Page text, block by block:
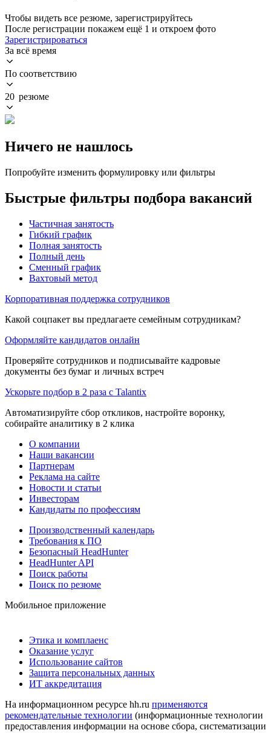
Чтобы видеть все резюме, зарегистрируйтесь
После регистрации покажем ещё 1 и откроем фото
Зарегистрироваться
За всё время
По соответствию
20 резюме
Ничего не нашлось
Попробуйте изменить формулировку или фильтры
Быстрые фильтры подбора вакансий
Частичная занятость
Гибкий график
Полная занятость
Полный день
Сменный график
Вахтовый метод
Корпоративная поддержка сотрудников
Какой соцпакет вы предлагаете семейным сотрудникам?
Оформляйте кандидатов онлайн
Проверяйте сотрудников и подписывайте кадровые
документы без бумаг и личных встреч
Ускорьте подбор в 2 раза с Talantix
Автоматизируйте сбор откликов, настройте воронку,
собирайте аналитику в 2 клика
О компании
Наши вакансии
Партнерам
Реклама на сайте
Новости и статьи
Инвесторам
Кандидаты по профессиям
Производственный календарь
Требования к ПО
Безопасный HeadHunter
HeadHunter API
Поиск работы
Поиск по резюме
Мобильное приложение
Этика и комплаенс
Оказание услуг
Использование сайтов
Защита персональных данных
ИТ аккредитация
На информационном ресурсе hh.ru применяются
рекомендательные технологии (информационные технологии
предоставления информации на основе сбора, систематизации